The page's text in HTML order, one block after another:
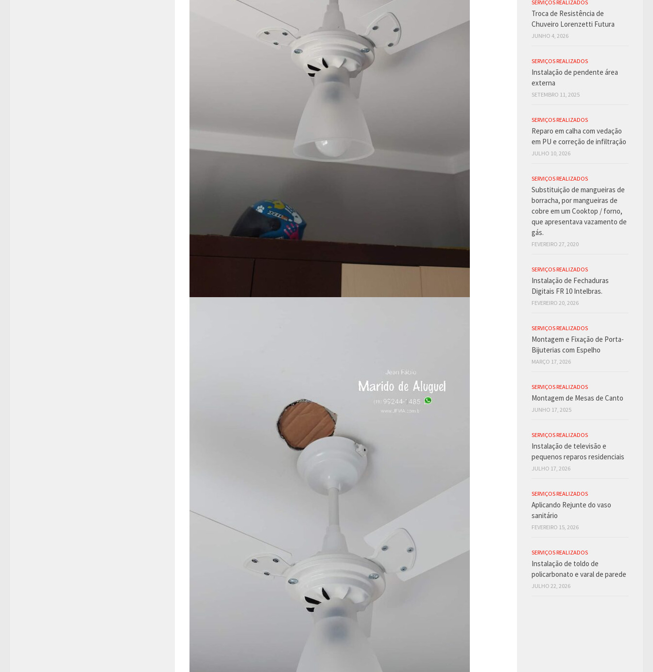
SERVIÇOS REALIZADOS
Troca de Resistência de
Chuveiro Lorenzetti Futura
JUNHO 4, 2026
SERVIÇOS REALIZADOS
Instalação de pendente área
externa
SETEMBRO 11, 2025
SERVIÇOS REALIZADOS
Reparo em calha com vedação
em PU e correção de infiltração
JULHO 10, 2026
SERVIÇOS REALIZADOS
Substituição de mangueiras de
borracha, por mangueiras de
cobre em um Cooktop / forno,
que apresentava vazamento de
gás.
FEVEREIRO 27, 2020
SERVIÇOS REALIZADOS
Instalação de Fechaduras
Digitais FR 10 Intelbras.
FEVEREIRO 20, 2026
SERVIÇOS REALIZADOS
Montagem e Fixação de Porta-
Bijuterias com Espelho
MARÇO 17, 2026
SERVIÇOS REALIZADOS
Montagem de Mesas de Canto
JUNHO 17, 2025
SERVIÇOS REALIZADOS
Instalação de televisão e
pequenos reparos residenciais
JULHO 17, 2026
SERVIÇOS REALIZADOS
Aplicando Rejunte do vaso
sanitário
FEVEREIRO 15, 2026
SERVIÇOS REALIZADOS
Instalação de toldo de
policarbonato e varal de parede
JULHO 22, 2026